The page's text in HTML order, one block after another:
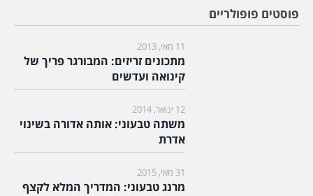
פוסטים פופולריים
11 מאי, 2013
מתכונים זריזים: המבורגר פריך של
קינואה ועדשים
12 ינואר, 2014
משתה טבעוני: אותה אדורה בשינוי
אדרת
31 מאי, 2015
מרנג טבעוני: המדריך המלא לקצף